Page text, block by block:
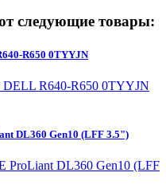
следующие товары:
R650 0TYYJN
DL360 Gen10 (LFF 3.5")